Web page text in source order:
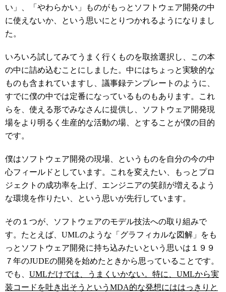
い」、「やわらかい」ものがもっとソフトウェア開発の中
に使えないか、という思いにとりつかれるようになりまし
た。
いろいろ試してみてうまく行くものを取捨選択し、この本
の中に詰め込むことにしました。中にはちょっと実験的な
ものも含まれていますし、議事録テンプレートのように、
すでに僕の中では定番になっているものもあります。これ
らを、使える形でみなさんに提供し、ソフトウェア開発現
場をより明るく生産的な活動の場、とすることが僕の目的
です。
僕はソフトウェア開発の現場、というものを自分の今の中
心フィールドとしています。これを変えたい、もっとプロ
ジェクトの成功率を上げ、エンジニアの笑顔が増えるよう
な環境を作りたい、という思いが先行しています。
その１つが、ソフトウェアのモデル技法への取り組みで
す。たとえば、UMLのような「グラフィカルな図解」をも
っとソフトウェア開発に持ち込みたいという思いは１９９
７年のJUDEの開発を始めたときから思っていることです。
でも、 UMLだけでは、うまくいかない。特に、UMLから実
装コードを吐き出そうというMDA的な発想にははっきりと